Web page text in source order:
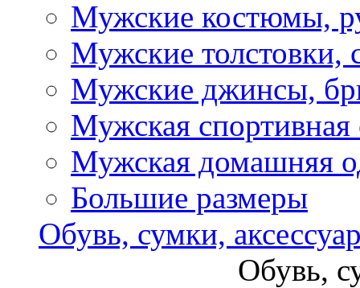
Мужские костюмы,
Мужские толстовки,
Мужские джинсы,
Мужская спортивная
Мужская домашняя
Большие размеры
Обувь, сумки,
Обувь,